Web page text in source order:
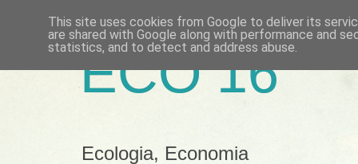
ECO 16
Ecologia, Economia
This site uses cookies from Google to deliver its
are shared with Google along with performance and
statistics, and to detect and address abuse.